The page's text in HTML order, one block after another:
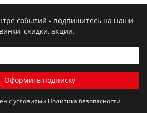
событий - подпишитесь на наши
скидки, акции.
Оформить подписку
с условиями Политика безопасности